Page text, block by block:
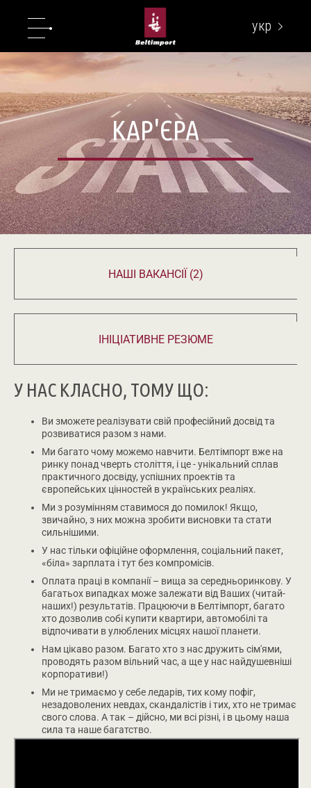
укр
КАР'ЄРА
НАШІ ВАКАНСІЇ (2)
ІНІЦІАТИВНЕ РЕЗЮМЕ
У НАС КЛАСНО, ТОМУ ЩО:
Ви зможете реалізувати свій професійний досвід та
розвиватися разом з нами.
Ми багато чому можемо навчити. Белтімпорт вже на
ринку понад чверть століття, і це - унікальний сплав
практичного досвіду, успішних проектів та
європейських цінностей в українських реаліях.
Ми з розумінням ставимося до помилок! Якщо,
звичайно, з них можна зробити висновки та стати
сильнішими.
У нас тільки офіційне оформлення, соціальний пакет,
«біла» зарплата і тут без компромісів.
Оплата праці в компанії – вища за середньоринкову. У
багатьох випадках може залежати від Ваших (читай-
наших!) результатів. Працюючи в Белтімпорт, багато
хто дозволив собі купити квартири, автомобілі та
відпочивати в улюблених місцях нашої планети.
Нам цікаво разом. Багато хто з нас дружить сім'ями,
проводять разом вільний час, а ще у нас найдушевніші
корпоративи!)
Ми не тримаємо у себе ледарів, тих кому пофіг,
незадоволених невдах, скандалістів і тих, хто не тримає
свого слова. А так – дійсно, ми всі різні, і в цьому наша
сила та наше багатство.